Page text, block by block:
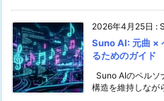
2026年4月25日 :
Suno AI: 元曲 ×
るためのガイド
Suno AIのペルソ
構造を維持しなが